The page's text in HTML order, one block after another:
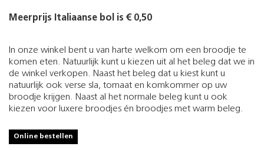
Meerprijs Italiaanse bol is € 0,50
In onze winkel bent u van harte welkom om een broodje te
komen eten. Natuurlijk kunt u kiezen uit al het beleg dat we in
de winkel verkopen. Naast het beleg dat u kiest kunt u
natuurlijk ook verse sla, tomaat en komkommer op uw
broodje krijgen. Naast al het normale beleg kunt u ook
kiezen voor luxere broodjes én broodjes met warm beleg.
Online bestellen